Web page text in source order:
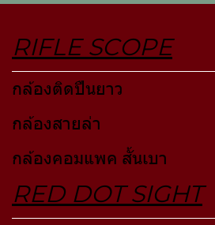
RIFLE SCOPE
กล้องติดปืนยาว
กล้องสายล่า
กล้องคอมแพค สั้นเบา
RED DOT SIGHT